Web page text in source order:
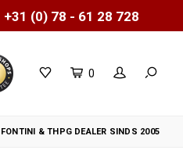
+31 (0) 78 - 61 28 728
0
FONTINI & THPG DEALER SINDS 2005